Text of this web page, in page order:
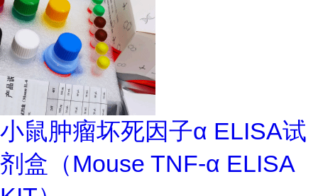
小鼠肿瘤坏死因子α ELISA试
剂盒（Mouse TNF-α ELISA